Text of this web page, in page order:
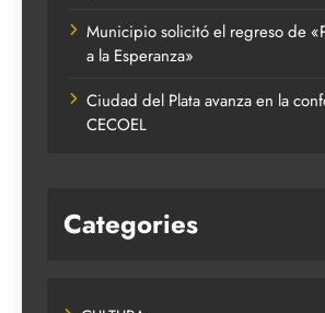
Municipio solicitó el regreso de
a la Esperanza»
Ciudad del Plata avanza en la
CECOEL
Categories